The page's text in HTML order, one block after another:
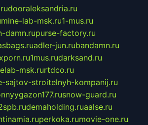
dooraleksandria.ru
mine-lab-msk.ru1-mus.ru
damn.rupurse-factory.ru
adler-jun.rubandamn.ru
1mus.rudarksand.ru
msk.rurtdco.ru
sajtov-stroitelnyh-kompanij.ru
snow-guard.ru
demaholding.ruaalse.ru
perkoka.rumovie-one.ru